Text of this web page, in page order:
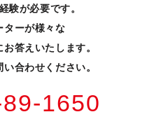
験が必要です。
ターが様々な
答えいたします。
合わせください。
1650